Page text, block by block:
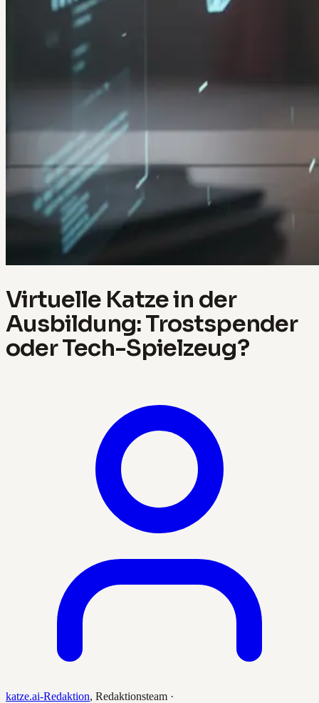
Virtuelle Katze in der
Ausbildung: Trostspender
oder Tech-Spielzeug?
katze.ai-Redaktion, Redaktionsteam ·